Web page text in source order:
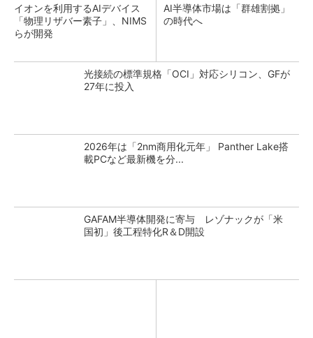
イオンを利用するAIデバイス
「物理リザバー素子」、NIMS
らが開発
AI半導体市場は「群雄割拠」
の時代へ
光接続の標準規格「OCI」対応シリコン、GFが
27年に投入
2026年は「2nm商用化元年」 Panther Lake搭
載PCなど最新機を分...
GAFAM半導体開発に寄与 レゾナックが「米
国初」後工程特化R＆D開設